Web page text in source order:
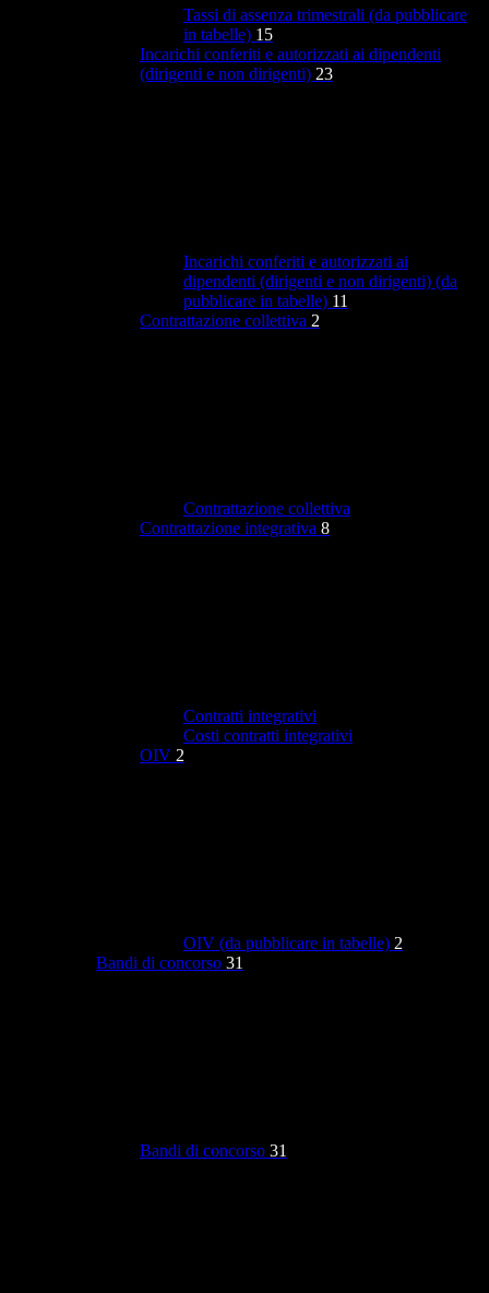
Tassi di assenza trimestrali (da pubblicare
in tabelle) 15
Incarichi conferiti e autorizzati ai dipendenti
(dirigenti e non dirigenti) 23
Incarichi conferiti e autorizzati ai
dipendenti (dirigenti e non dirigenti) (da
pubblicare in tabelle) 11
Contrattazione collettiva 2
Contrattazione collettiva
Contrattazione integrativa 8
Contratti integrativi
Costi contratti integrativi
OIV 2
OIV (da pubblicare in tabelle) 2
Bandi di concorso 31
Bandi di concorso 31